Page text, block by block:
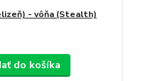
- vôňa (Stealth)
do košíka